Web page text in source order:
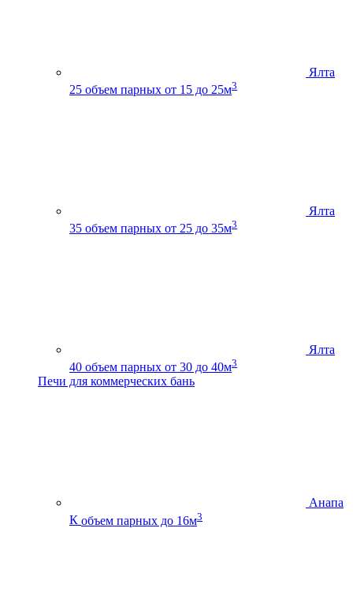
Ялта
25 объем парных от 15 до 25м3
Ялта
35 объем парных от 25 до 35м3
Ялта
40 объем парных от 30 до 40м3
Печи для коммерческих бань
Анапа
К объем парных до 16м3